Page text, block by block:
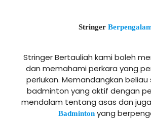
Stringer
Stringer Bertauliah kami boleh
dan memahami perkara yang
perlukan. Memandangkan
badminton yang aktif dengan
mendalam tentang asas dan
Badminton yang